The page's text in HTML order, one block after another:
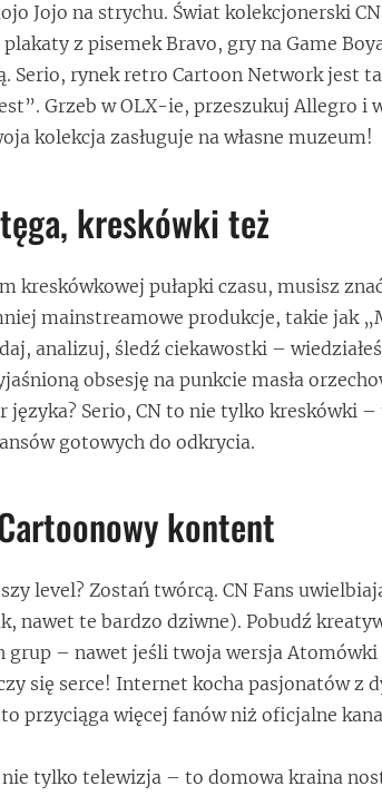
Jojo na strychu. Świat kolekcjonerski
z pisemek Bravo, gry na Game
Serio, rynek retro Cartoon Network jest
Grzeb w OLX-ie, przeszukuj Allegro i
kolekcja zasługuje na własne muzeum!
kreskówki też
kreskówkowej pułapki czasu, musisz
mainstreamowe produkcje, takie jak
analizuj, śledź ciekawostki –
obsesję na punkcie masła
języka? Serio, CN to nie tylko kreskówki –
gotowych do odkrycia.
kontent
level? Zostań twórcą. CN Fans
nawet te bardzo dziwne). Pobudź
grup – nawet jeśli twoja wersja
się serce! Internet kocha pasjonatów z
przyciąga więcej fanów niż oficjalne
tylko telewizja – to domowa kraina